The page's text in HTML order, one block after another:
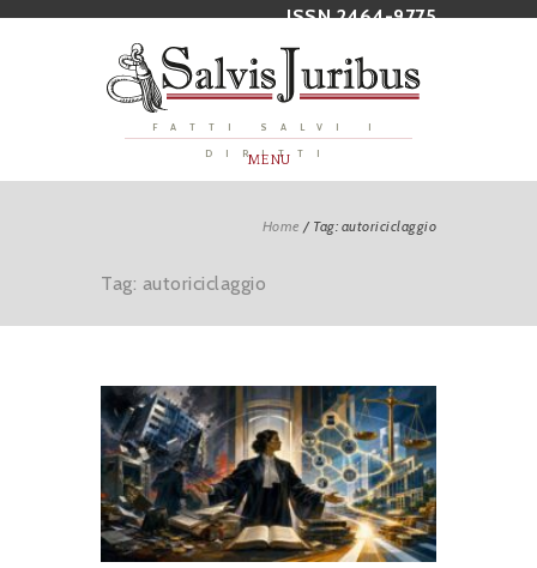
ISSN 2464-9775
FATTI SALVI I
DIRITTI
MENU
Home / Tag: autoriciclaggio
Tag: autoriciclaggio